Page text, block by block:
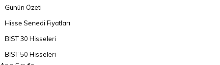
Günün Özeti
Hisse Senedi Fiyatları
BIST 30 Hisseleri
BIST 50 Hisseleri